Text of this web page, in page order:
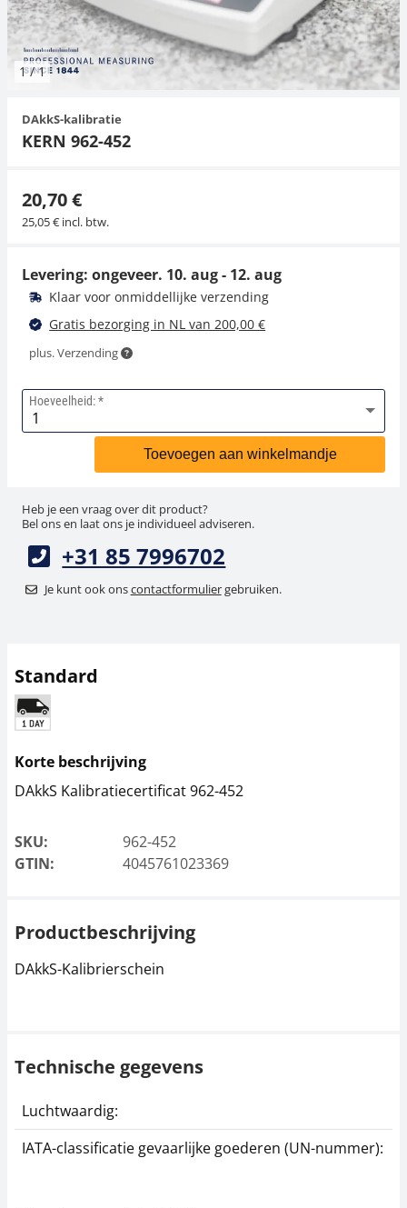
1/1
DAkkS-kalibratie
KERN 962-452
20,70 €
25,05 € incl. btw.
Levering: ongeveer. 10. aug - 12. aug
Klaar voor onmiddellijke verzending
Gratis bezorging in NL van 200,00 €
plus. Verzending
Hoeveelheid:
Toevoegen aan winkelmandje
Heb je een vraag over dit product?
Bel ons en laat ons je individueel adviseren.
+31 85 7996702
Je kunt ook onscontactformuliergebruiken.
Standard
Korte beschrijving
DAkkS Kalibratiecertificat 962-452
SKU:
962-452
GTIN:
4045761023369
Productbeschrijving
DAkkS-Kalibrierschein
Technische gegevens
Luchtwaardig:
IATA-classificatie gevaarlijke goederen (UN-nummer):
Hangende weegschalen
Orgelschalen
Spannings- en compressiebelastingcellen
Videomicroscopen
Toepassingen voor experts
Suiker
Newton-gewichten
Geluidsniveaumeter
Overig